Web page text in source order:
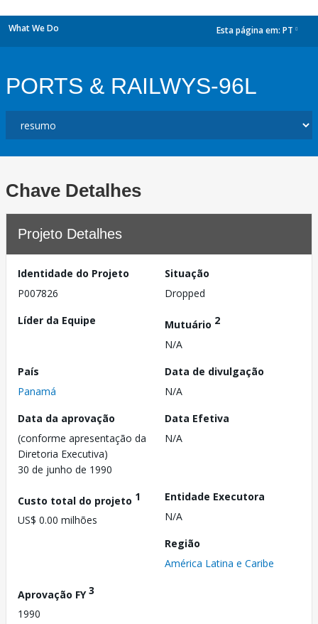
What We Do Esta página em: PT
PORTS & RAILWYS-96L
Chave Detalhes
Projeto Detalhes
Identidade do Projeto
P007826
Situação
Dropped
Líder da Equipe
Mutuário 2
N/A
País
Panamá
Data de divulgação
N/A
Data da aprovação
(conforme apresentação da
Diretoria Executiva)
30 de junho de 1990
Data Efetiva
N/A
Custo total do projeto 1
US$ 0.00 milhões
Entidade Executora
N/A
Região
América Latina e Caribe
Aprovação FY3
1990